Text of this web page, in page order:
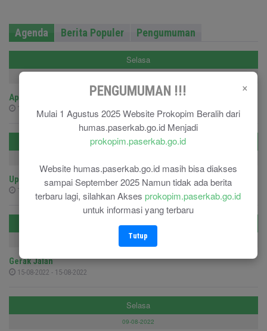
×
PENGUMUMAN !!!
Mulai 1 Agustus 2025 Website Prokopim Beralih dari
humas.paserkab.go.id Menjadi
prokopim.paserkab.go.id
Website humas.paserkab.go.id masih bisa diakses
sampai September 2025 Namun tidak ada berita
terbaru lagi, silahkan Akses prokopim.paserkab.go.id
untuk informasi yang terbaru
Tutup
Agenda Berita Populer Pengumuman
Selasa
Apel Kehormatan dan Renungan Suci (AKRS) TMP
16-08-2022 - 16-08-2022
Senin
Upacara Pengkuhan Anggota PASKIBRAKA
15-08-2022 - 15-08-2022
Senin
15-08-2022
Gerak Jalan
15-08-2022 - 15-08-2022
Selasa
09-08-2022